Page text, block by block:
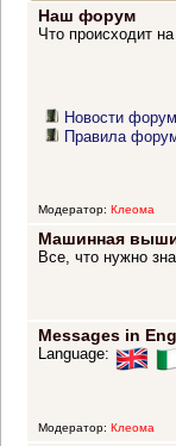
Наш форум
Что происходит
Новости
Правила
Модератор: Клеома
Машинная
Все, что нужно
Messages in
Language:
Модератор: Клеома